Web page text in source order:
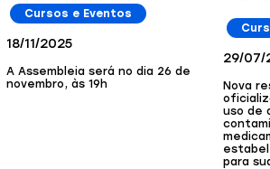
Cursos e Eventos
18/11/2025
A Assembleia será no dia 26 de
novembro, às 19h
29/07/
Nova
uso de
para